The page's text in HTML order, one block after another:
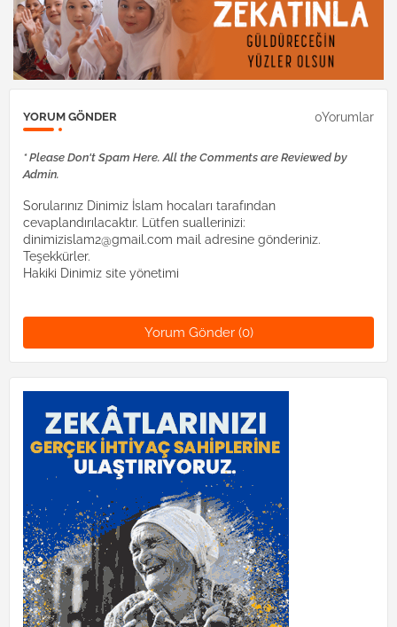
YORUM GÖNDER 0Yorumlar
* Please Don't Spam Here. All the Comments are Reviewed by
Admin.
Sorularınız Dinimiz İslam hocaları tarafından
cevaplandırılacaktır. Lütfen suallerinizi:
dinimizislam2@gmail.com mail adresine gönderiniz.
Teşekkürler.
Hakiki Dinimiz site yönetimi
Yorum Gönder (0)